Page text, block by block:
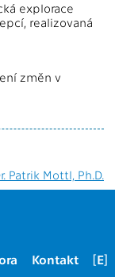
explorace
realizovaná
změn v
Patrik Mottl, Ph.D.
[E]
Kontakt